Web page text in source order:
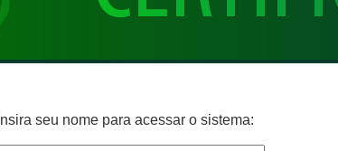
Insira seu nome para acessar o sistema: